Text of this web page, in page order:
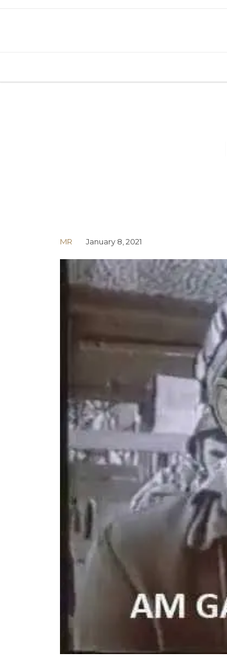
MR January 8, 2021